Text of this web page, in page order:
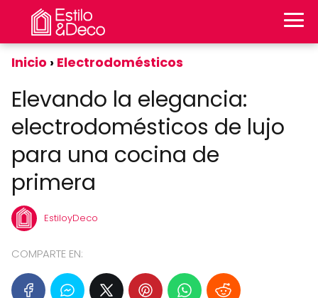
Inicio Electrodomésticos
Elevando la elegancia:
electrodomésticos de lujo
para una cocina de
primera
EstiloyDeco
COMPARTE EN: